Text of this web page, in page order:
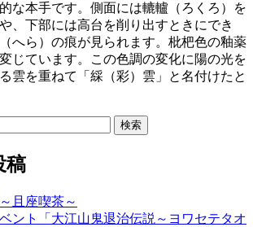
な本手です。側面には轆轤（ろくろ）を
、下部には高台を削り出すときにでき
へら）の痕が見られます。枇杷色の釉薬
じています。この色調の変化に陽の光を
雲を重ねて「綵（彩）雲」と名付けたと
稿
且座喫茶～
ント「大江山鬼退治伝説～ヨワセテタオ